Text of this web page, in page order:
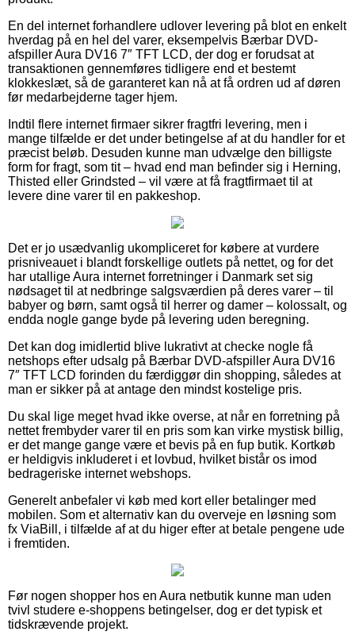
En del internet forhandlere udlover levering på blot en enkelt
hverdag på en hel del varer, eksempelvis Bærbar DVD-
afspiller Aura DV16 7″ TFT LCD, der dog er forudsat at
transaktionen gennemføres tidligere end et bestemt
klokkeslæt, så de garanteret kan nå at få ordren ud af døren
før medarbejderne tager hjem.
Indtil flere internet firmaer sikrer fragtfri levering, men i
mange tilfælde er det under betingelse af at du handler for et
præcist beløb. Desuden kunne man udvælge den billigste
form for fragt, som tit – hvad end man befinder sig i Herning,
Thisted eller Grindsted – vil være at få fragtfirmaet til at
levere dine varer til en pakkeshop.
Det er jo usædvanlig ukompliceret for købere at vurdere
prisniveauet i blandt forskellige outlets på nettet, og for det
har utallige Aura internet forretninger i Danmark set sig
nødsaget til at nedbringe salgsværdien på deres varer – til
babyer og børn, samt også til herrer og damer – kolossalt, og
endda nogle gange byde på levering uden beregning.
Det kan dog imidlertid blive lukrativt at checke nogle få
netshops efter udsalg på Bærbar DVD-afspiller Aura DV16
7″ TFT LCD forinden du færdiggør din shopping, således at
man er sikker på at antage den mindst kostelige pris.
Du skal lige meget hvad ikke overse, at når en forretning på
nettet frembyder varer til en pris som kan virke mystisk billig,
er det mange gange være et bevis på en fup butik. Kortkøb
er heldigvis inkluderet i et lovbud, hvilket bistår os imod
bedrageriske internet webshops.
Generelt anbefaler vi køb med kort eller betalinger med
mobilen. Som et alternativ kan du overveje en løsning som
fx ViaBill, i tilfælde af at du higer efter at betale pengene ude
i fremtiden.
Før nogen shopper hos en Aura netbutik kunne man uden
tvivl studere e-shoppens betingelser, dog er det typisk et
tidskrævende projekt.